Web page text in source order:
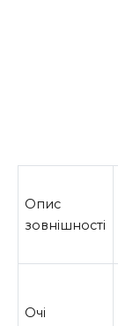
Опис
зовнішності
Очі